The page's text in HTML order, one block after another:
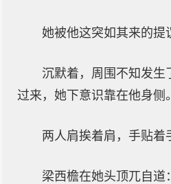
她被他这突如其来的提
沉默着，周围不知发生
过来，她下意识靠在他身侧。
两人肩挨着肩，手贴着
梁西檐在她头顶兀自道